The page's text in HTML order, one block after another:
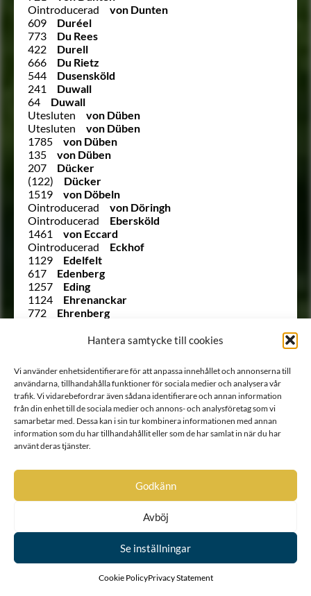
Hantera samtycke till cookies
Vi använder enhetsidentifierare för att anpassa innehållet och annonserna till
användarna, tillhandahålla funktioner för sociala medier och analysera vår
trafik. Vi vidarebefordrar även sådana identifierare och annan information
från din enhet till de sociala medier och annons- och analysföretag som vi
samarbetar med. Dessa kan i sin tur kombinera informationen med annan
information som du har tillhandahållit eller som de har samlat in när du har
använt deras tjänster.
Godkänn
Avböj
Se inställningar
Cookie PolicyPrivacy Statement
Ointroducerad
von Dunten
609
Duréel
773
Du Rees
422
Durell
666
Du Rietz
544
Dusensköld
241
Duwall
64
Duwall
Utesluten
von Düben
Utesluten
von Düben
1785
von Düben
135
von Düben
207
Dücker
(122)
Dücker
1519
von Döbeln
Ointroducerad
von Döringh
Ointroducerad
Ebersköld
1461
von Eccard
Ointroducerad
Eckhof
1129
Edelfelt
617
Edenberg
1257
Eding
1124
Ehrenanckar
772
Ehrenberg
Ehrenbill
Ointroducerad
von Ehrenburg
1003
Ehrenbusch
823
Ehrencrantz
1339
Ehrencreutz
879
Ehrencrona
985
Ehrenfels
890
Ehrenfelt
1749 B
von Ehrenheim
Ehrenholm
1010 B
Ehrenkrook
1261
Ehrenmarck
Ehrenpreus